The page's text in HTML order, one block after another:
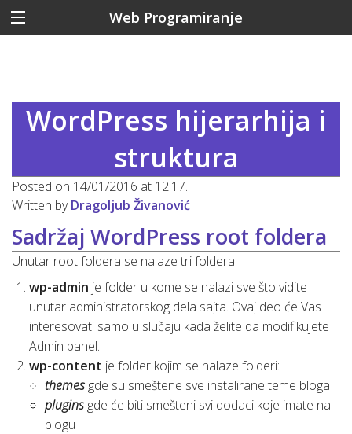
Web Programiranje
WordPress hijerarhija i
struktura
Posted on 14/01/2016 at 12:17.
Written byDragoljub Živanović
Sadržaj WordPress root foldera
Unutar root foldera se nalaze tri foldera:
wp-admin je folder u kome se nalazi sve što vidite
unutar administratorskog dela sajta. Ovaj deo će Vas
interesovati samo u slučaju kada želite da modifikujete
Admin panel.
wp-content je folder kojim se nalaze folderi:
themes gde su smeštene sve instalirane teme bloga
plugins gde će biti smešteni svi dodaci koje imate na
blogu